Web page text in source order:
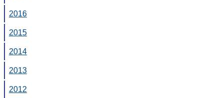
2016
2015
2014
2013
2012